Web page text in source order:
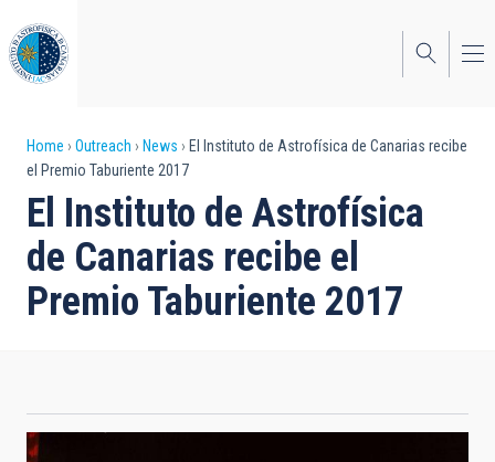
to
main
content
Breadcrumb
Home Outreach News
El Instituto de Astrofísica de Canarias recibe
el Premio Taburiente 2017
El Instituto de Astrofísica
de Canarias recibe el
Premio Taburiente 2017